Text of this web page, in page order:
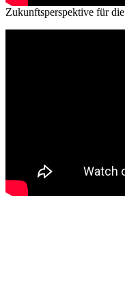
Zukunftsperspektive für